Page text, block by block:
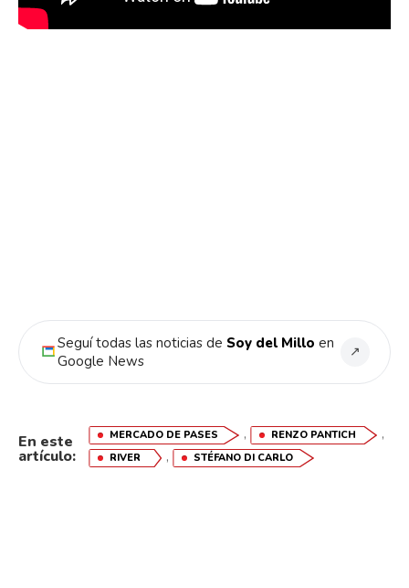
Seguí todas las noticias de Soy del Millo en
Google News
↗
En este
artículo:
MERCADO DE PASES , RENZO PANTICH ,
RIVER , STÉFANO DI CARLO